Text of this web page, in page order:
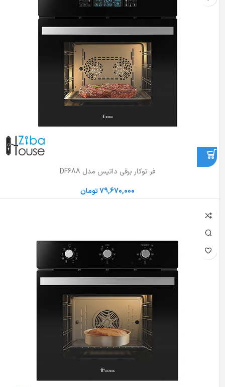
فر توکار برقی داتیس مدل DF688
79,670,000تومان